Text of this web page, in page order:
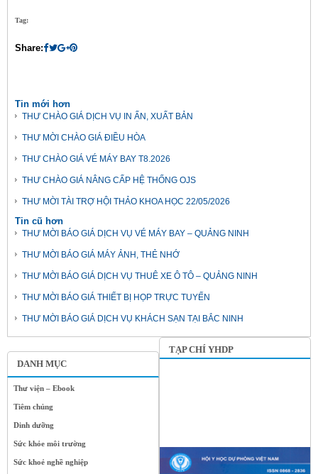
DANH MỤC
Thư viện – Ebook
Tiêm chủng
Dinh dưỡng
Sức khỏe môi trường
Sức khoẻ nghề nghiệp
Tag:
Share:
Tin mới hơn
THƯ CHÀO GIÁ DỊCH VỤ IN ẤN, XUẤT BẢN
THƯ MỜI CHÀO GIÁ ĐIỀU HÒA
THƯ CHÀO GIÁ VÉ MÁY BAY T8.2026
THƯ CHÀO GIÁ NÂNG CẤP HỆ THỐNG OJS
THƯ MỜI TÀI TRỢ HỘI THẢO KHOA HỌC 22/05/2026
Tin cũ hơn
THƯ MỜI BÁO GIÁ DỊCH VỤ VÉ MÁY BAY – QUẢNG NINH
THƯ MỜI BÁO GIÁ MÁY ẢNH, THẺ NHỚ
THƯ MỜI BÁO GIÁ DỊCH VỤ THUÊ XE Ô TÔ – QUẢNG NINH
THƯ MỜI BÁO GIÁ THIẾT BỊ HỌP TRỰC TUYẾN
THƯ MỜI BÁO GIÁ DỊCH VỤ KHÁCH SẠN TẠI BẮC NINH
TẠP CHÍ YHDP